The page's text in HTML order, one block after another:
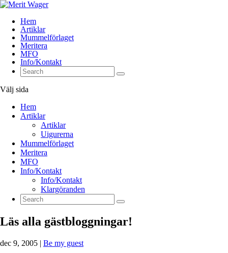
Hem
Artiklar
Mummelförlaget
Meritera
MFO
Info/Kontakt
Välj sida
Hem
Artiklar
Artiklar
Uigurerna
Mummelförlaget
Meritera
MFO
Info/Kontakt
Info/Kontakt
Klargöranden
Läs alla gästbloggningar!
dec 9, 2005 | Be my guest